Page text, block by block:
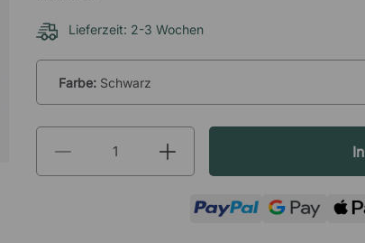
Lieferzeit: 2-3 Wochen
Farbe: Schwarz